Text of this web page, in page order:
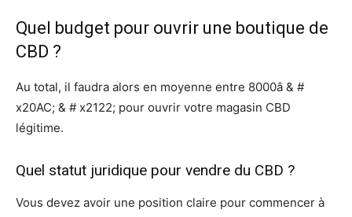
Quel budget pour ouvrir une boutique de
CBD ?
Au total, il faudra alors en moyenne entre 8000â & #
x20AC; & # x2122; pour ouvrir votre magasin CBD
légitime.
Quel statut juridique pour vendre du CBD ?
Vous devez avoir une position claire pour commencer à